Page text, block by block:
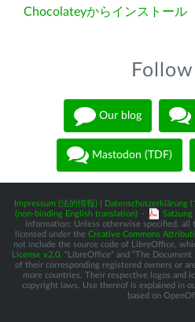
Chocolateyからインストール
Follow
Our blog
Mastodon (TDF)
Impressum (法的情報) Datenschutzerklärung
(non-binding English translation) -
information: Unless otherwise specified, all
licensed under the Creative Commons
not include the source code of LibreOffice,
License v2.0 . “LibreOffice” and “The
of their corresponding registered owners or
more countries. Their respective logos and
copyright laws. Use thereof is explained in
based on